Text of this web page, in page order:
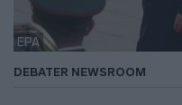
EPA
DEBATER NEWSROOM